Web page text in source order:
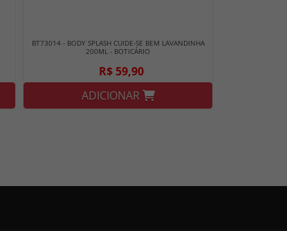
BT73014 - BODY SPLASH CUIDE-SE BEM LAVANDINHA
200ML - BOTICÁRIO
R$ 59,90
ADICIONAR